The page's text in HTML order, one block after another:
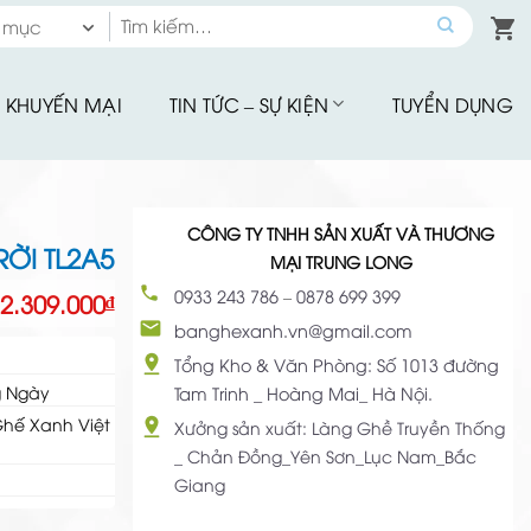
Quầy Bar
Sân Vườn
Ăn Ngoài Trời
Ban Công
Thư Giãn
Bạt
Tìm
kiếm:
KHUYẾN MẠI TIN TỨC – SỰ KIỆN TUYỂN DỤNG
TL2A5
2.309.000₫
Ngày
Xanh Việt
CÔNG TY TNHH SẢN XUẤT VÀ THƯƠNG
MẠI TRUNG LONG
0933 243 786 – 0878 699 399
banghexanh.vn@gmail.com
Tổng Kho & Văn Phòng: Số 1013 đường
Tam Trinh _ Hoàng Mai_ Hà Nội.
Xưởng sản xuất: Làng Ghề Truyền Thống
_ Chản Đồng_Yên Sơn_Lục Nam_Bắc
Giang